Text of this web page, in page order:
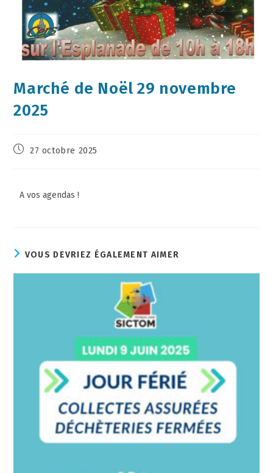
Marché de Noël 29 novembre
2025
27 octobre 2025
A vos agendas !
VOUS DEVRIEZ ÉGALEMENT AIMER